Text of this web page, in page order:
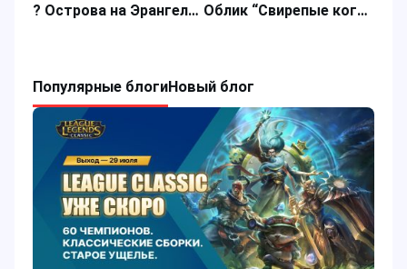
? Острова на Эрангеле ? Облик “Свирепые когти” возвращается!
Популярные блогиНовый блог